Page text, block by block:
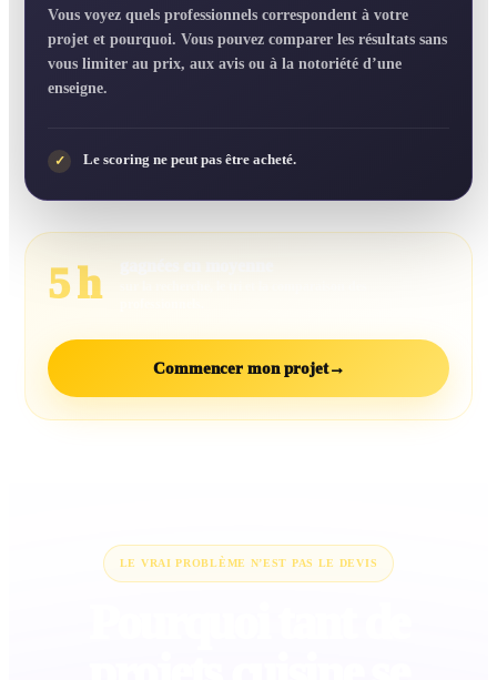
Vous voyez quels professionnels correspondent à votre
projet et pourquoi. Vous pouvez comparer les résultats sans
vous limiter au prix, aux avis ou à la notoriété d’une
enseigne.
✓ Le scoring ne peut pas être acheté.
5 h
Commencer mon projet→
LE VRAI PROBLÈME N’EST PAS LE DEVIS